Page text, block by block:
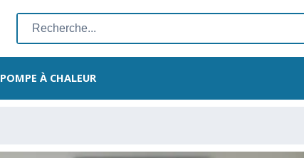
Rechercher
POMPE À CHALEUR